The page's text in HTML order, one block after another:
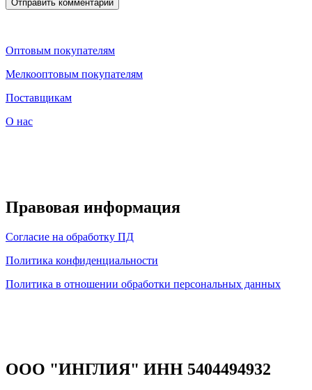
Оптовым покупателям
Мелкооптовым покупателям
Поставщикам
О нас
Правовая информация
Согласие на обработку ПД
Политика конфиденциальности
Политика в отношении обработки персональных данных
ООО "ИНГЛИЯ" ИНН 5404494932